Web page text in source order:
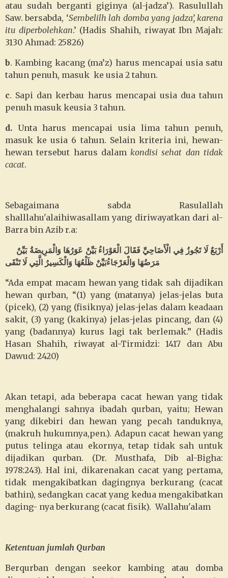
atau sudah berganti giginya (al-jadza’). Rasulullah
Saw. bersabda, ‘Sembelilh lah domba yang jadza’, karena
itu diperbolehkan.’ (Hadis Shahih, riwayat Ibn Majah:
3130 Ahmad: 25826)
b. Kambing kacang (ma’z) harus mencapai usia satu
tahun penuh, masuk ke usia 2 tahun.
c. Sapi dan kerbau harus mencapai usia dua tahun
penuh masuk keusia 3 tahun.
d. Unta harus mencapai usia lima tahun penuh,
masuk ke usia 6 tahun. Selain kriteria ini, hewan-
hewan tersebut harus dalam kondisi sehat dan tidak
cacat.
Sebagaimana sabda Rasulallah
shalllahu'alaihiwasallam yang diriwayatkan dari al-
Barra bin Azib r.a:
مَرَضُهَا وَالْعَرْجَاءُبَيِّنٌ ظَلْعُهَا وَالْكَسِيرُ الَّتِي لَا تَنْقَى
“Ada empat macam hewan yang tidak sah dijadikan
hewan qurban, “(1) yang (matanya) jelas-jelas buta
(picek), (2) yang (fisiknya) jelas-jelas dalam keadaan
sakit, (3) yang (kakinya) jelas-jelas pincang, dan (4)
yang (badannya) kurus lagi tak berlemak.” (Hadis
Hasan Shahih, riwayat al-Tirmidzi: 1417 dan Abu
Dawud: 2420)
Akan tetapi, ada beberapa cacat hewan yang tidak
menghalangi sahnya ibadah qurban, yaitu; Hewan
yang dikebiri dan hewan yang pecah tanduknya,
(makruh hukumnya,pen.). Adapun cacat hewan yang
putus telinga atau ekornya, tetap tidak sah untuk
dijadikan qurban. (Dr. Musthafa, Dib al-Bigha:
1978:243). Hal ini, dikarenakan cacat yang pertama,
tidak mengakibatkan dagingnya berkurang (cacat
bathin), sedangkan cacat yang kedua mengakibatkan
daging- nya berkurang (cacat fisik). Wallahu'alam
Ketentuan jumlah Qurban
Berqurban dengan seekor kambing atau domba